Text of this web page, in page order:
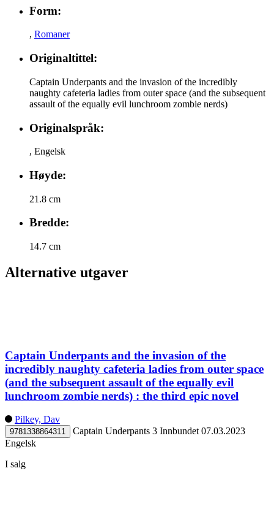
Form:
, Romaner
Originaltittel:
Captain Underpants and the invasion of the incredibly
naughty cafeteria ladies from outer space (and the subsequent
assault of the equally evil lunchroom zombie nerds)
Originalspråk:
, Engelsk
Høyde:
21.8 cm
Bredde:
14.7 cm
Alternative utgaver
Captain Underpants and the invasion of the
incredibly naughty cafeteria ladies from outer space
(and the subsequent assault of the equally evil
lunchroom zombie nerds) : the third epic novel
Pilkey, Dav
9781338864311 Captain Underpants 3 Innbundet 07.03.2023
Engelsk
I salg